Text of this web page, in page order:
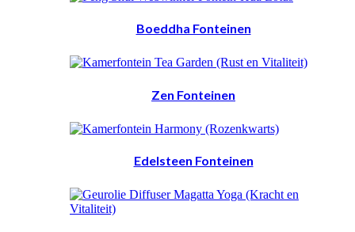
Boeddha Fonteinen
Zen Fonteinen
Edelsteen Fonteinen